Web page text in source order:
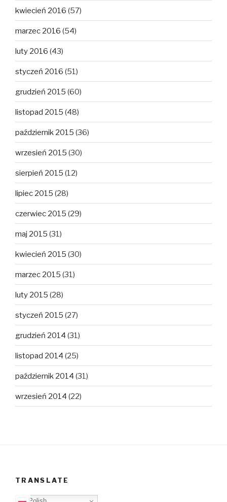
kwiecień 2016 (57)
marzec 2016 (54)
luty 2016 (43)
styczeń 2016 (51)
grudzień 2015 (60)
listopad 2015 (48)
październik 2015 (36)
wrzesień 2015 (30)
sierpień 2015 (12)
lipiec 2015 (28)
czerwiec 2015 (29)
maj 2015 (31)
kwiecień 2015 (30)
marzec 2015 (31)
luty 2015 (28)
styczeń 2015 (27)
grudzień 2014 (31)
listopad 2014 (25)
październik 2014 (31)
wrzesień 2014 (22)
TRANSLATE
Polish